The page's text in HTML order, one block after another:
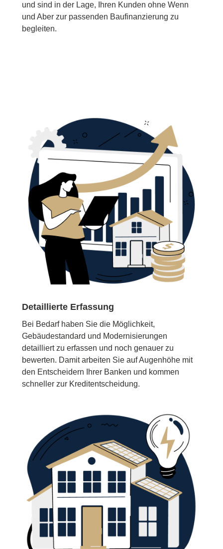
und sind in der Lage, Ihren Kunden ohne Wenn
und Aber zur passenden Baufinanzierung zu
begleiten.
Detaillierte Erfassung
Bei Bedarf haben Sie die Möglichkeit,
Gebäudestandard und Modernisierungen
detailliert zu erfassen und noch genauer zu
bewerten. Damit arbeiten Sie auf Augenhöhe mit
den Entscheidern Ihrer Banken und kommen
schneller zur Kreditentscheidung.